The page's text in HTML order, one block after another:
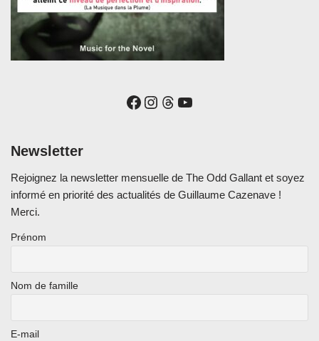
Newsletter
Rejoignez la newsletter mensuelle de The Odd Gallant et soyez
informé en priorité des actualités de Guillaume Cazenave !
Merci.
Prénom
Nom de famille
E-mail